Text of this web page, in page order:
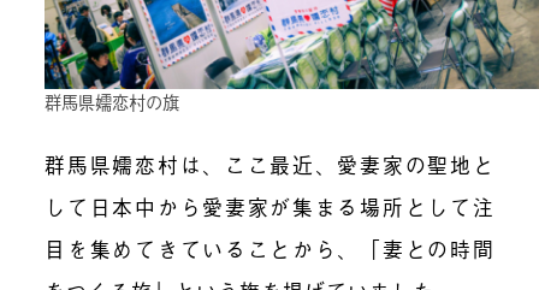
群馬県嬬恋村の旗
群馬県嬬恋村は、ここ最近、愛妻家の聖地と
して日本中から愛妻家が集まる場所として注
目を集めてきていることから、「妻との時間